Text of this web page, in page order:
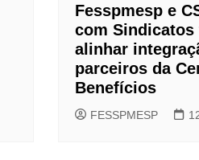
Fesspmesp e
com
alinhar
parceiros da
Benefícios
FESSPMESP